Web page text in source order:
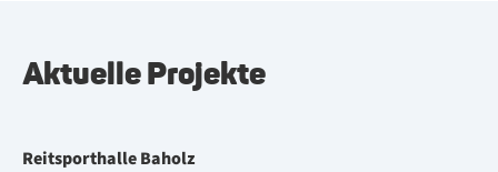
Aktuelle Projekte
Reit­sport­hal­le Ba­holz